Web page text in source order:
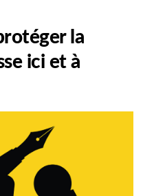
la
ici et à